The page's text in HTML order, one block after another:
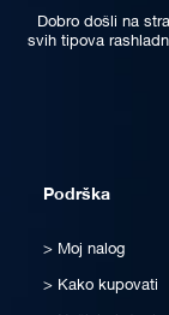
Dobro došli na
svih tipova
Podrška
Moj nalog
Kako kupovati